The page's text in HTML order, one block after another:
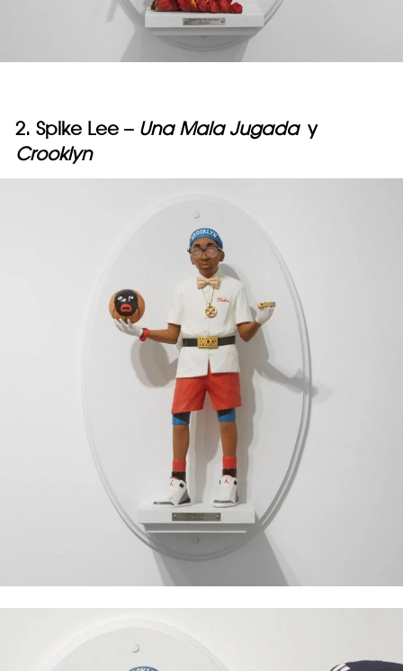
2. Spike Lee – Una Mala Jugada y
Crooklyn